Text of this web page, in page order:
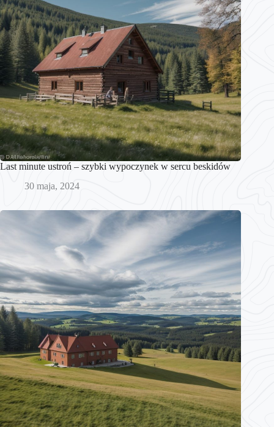
Last minute ustroń – szybki wypoczynek w sercu beskidów
30 maja, 2024